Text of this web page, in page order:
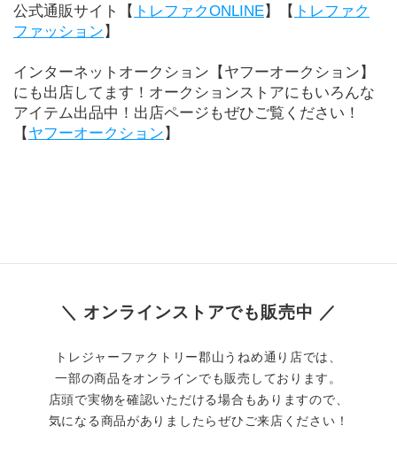
公式通販サイト【 トレファクONLINE】【 トレファク
ファッション 】
インターネットオークション【ヤフーオークション】
にも出店してます！オークションストアにもいろんな
アイテム出品中！出店ページもぜひご覧ください！
【 ヤフーオークション 】
＼ オンラインストアでも販売中 ／
トレジャーファクトリー郡山うねめ通り店では、
一部の商品をオンラインでも販売しております。
店頭で実物を確認いただける場合もありますので、
気になる商品がありましたらぜひご来店ください！